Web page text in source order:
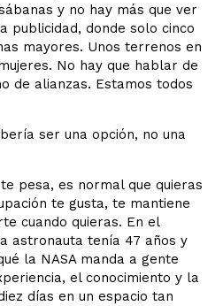
y no hay más que ver
publicidad, donde solo cinco
mayores. Unos terrenos en
No hay que hablar de
de alianzas. Estamos todos
ser una opción, no una
pesa, es normal que quieras
te gusta, te mantiene
cuando quieras. En el
astronauta tenía 47 años y
la NASA manda a gente
el conocimiento y la
días en un espacio tan